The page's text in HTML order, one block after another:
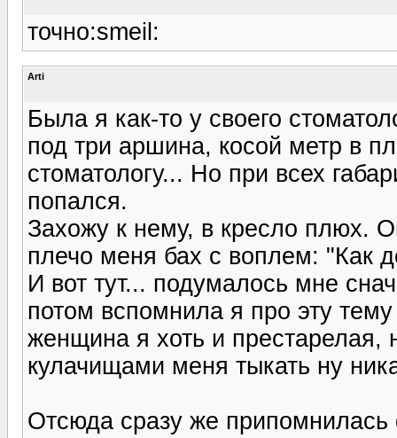
точно:smeil:
Arti
Была я как-то у своего
под три аршина, косой метр в
стоматологу... Но при всех
попался.
Захожу к нему, в кресло плюх.
плечо меня бах с воплем: "Как
И вот тут... подумалось мне
потом вспомнила я про эту
женщина я хоть и престарелая,
кулачищами меня тыкать ну
Отсюда сразу же